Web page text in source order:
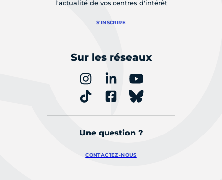
l'actualité de vos centres d'intérêt
S'INSCRIRE
Sur les réseaux
Une question ?
CONTACTEZ-NOUS